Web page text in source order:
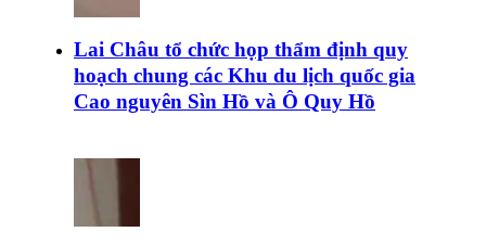
Lai Châu tổ chức họp thẩm định quy
hoạch chung các Khu du lịch quốc gia
Cao nguyên Sìn Hồ và Ô Quy Hồ